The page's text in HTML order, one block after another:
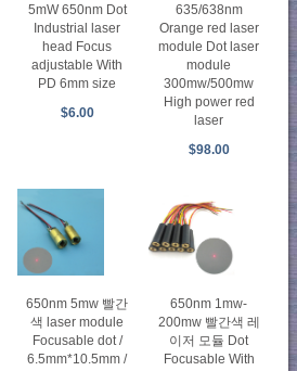
5mW 650nm Dot
Industrial laser
head Focus
adjustable With
PD 6mm size
$6.00
635/638nm
Orange red laser
module Dot laser
module
300mw/500mw
High power red
laser
$98.00
650nm 5mw 빨간
색 laser module
Focusable dot /
6.5mm*10.5mm /
650nm 1mw-
200mw 빨간색 레
이저 모듈 Dot
Focusable With